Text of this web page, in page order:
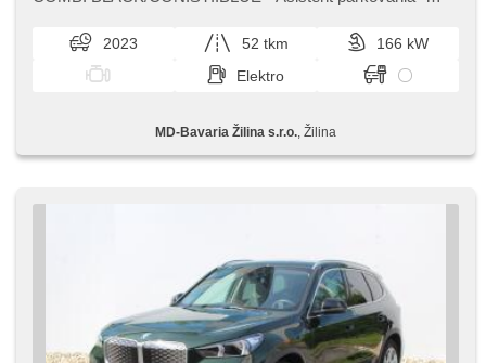
2023 52 tkm
166 kW
Elektro
MD-Bavaria Žilina s.r.o. , Žilina